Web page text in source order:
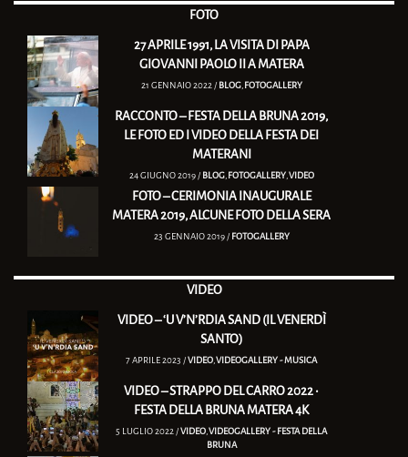
FOTO
27 APRILE 1991, LA VISITA DI PAPA
GIOVANNI PAOLO II A MATERA
21 GENNAIO 2022 / BLOG, FOTOGALLERY
RACCONTO – FESTA DELLA BRUNA 2019,
LE FOTO ED I VIDEO DELLA FESTA DEI
MATERANI
24 GIUGNO 2019 / BLOG, FOTOGALLERY, VIDEO
FOTO – CERIMONIA INAUGURALE
MATERA 2019, ALCUNE FOTO DELLA SERA
23 GENNAIO 2019 / FOTOGALLERY
VIDEO
VIDEO – ‘U V’N’RDIA SAND (IL VENERDÌ
SANTO)
7 APRILE 2023 /VIDEO ,VIDEOGALLERY - MUSICA
VIDEO – STRAPPO DEL CARRO 2022 •
FESTA DELLA BRUNA MATERA 4K
5 LUGLIO 2022 /VIDEO ,VIDEOGALLERY - FESTA DELLA
BRUNA